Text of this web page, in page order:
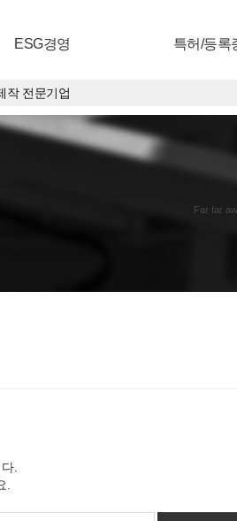
ESG경영 특허/등록
작 전문기업
Far far
.